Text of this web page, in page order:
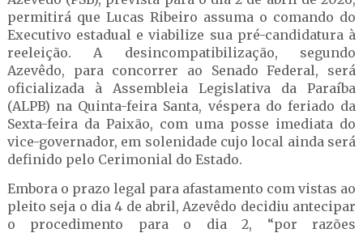
permitirá que Lucas Ribeiro assuma o comando do
Executivo estadual e viabilize sua pré-candidatura à
reeleição. A desincompatibilização, segundo
Azevêdo, para concorrer ao Senado Federal, será
oficializada à Assembleia Legislativa da Paraíba
(ALPB) na Quinta-feira Santa, véspera do feriado da
Sexta-feira da Paixão, com uma posse imediata do
vice-governador, em solenidade cujo local ainda será
definido pelo Cerimonial do Estado.
Embora o prazo legal para afastamento com vistas ao
pleito seja o dia 4 de abril, Azevêdo decidiu antecipar
o procedimento para o dia 2, “por razões